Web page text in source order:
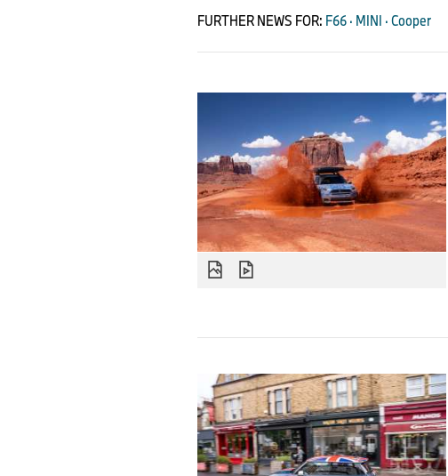
1963-64
1964
1965
1972
1981
FURTHER NEWS FOR: F66 · MINI · Cooper